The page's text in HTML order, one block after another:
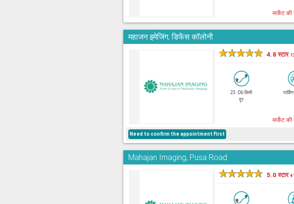
मार्केट
महाजन इमेजिंग, डिफेंस कॉलोनी
★★★★★ 4.8 स्टार
23.06 किमी
दूर
मार्केट
Need to confirm the appointment First
Mahajan Imaging, Pusa Road
★★★★★ 5.0 स्टार4